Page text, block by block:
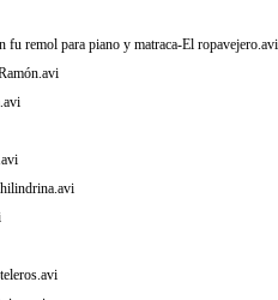
fu remol para piano y matraca-El ropavejero.avi